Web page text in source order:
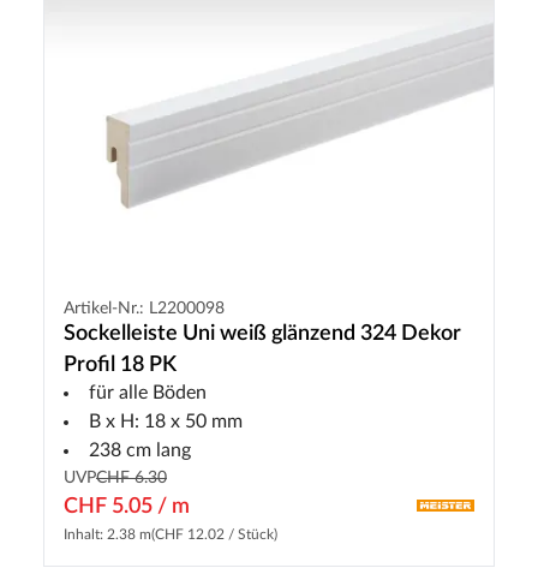
Artikel-Nr.: L2200098
Sockelleiste Uni weiß glänzend 324 Dekor
Profil 18 PK
für alle Böden
B x H: 18 x 50 mm
238 cm lang
UVPCHF 6.30
CHF 5.05 / m
Inhalt: 2.38 m(CHF 12.02 / Stück)